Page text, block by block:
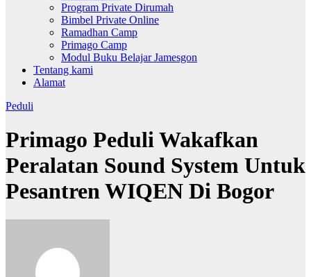
Program Private Dirumah
Bimbel Private Online
Ramadhan Camp
Primago Camp
Modul Buku Belajar Jamesgon
Tentang kami
Alamat
Peduli
Primago Peduli Wakafkan
Peralatan Sound System Untuk
Pesantren WIQEN Di Bogor